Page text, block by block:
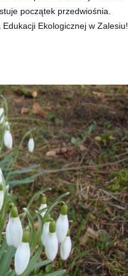
początek przedwiośnia.
Ekologicznej w Zalesiu!